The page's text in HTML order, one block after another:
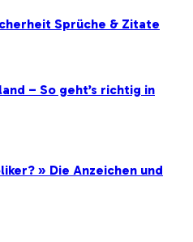
Sprüche & Zitate
– So geht’s richtig in
» Die Anzeichen und